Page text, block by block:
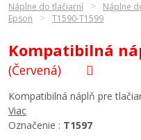
Náplne do tlačiarní Náplne
Epson
T1590-T1599
Kompatibilná
(Červená)
Kompatibilná náplň pre
Viac
Označenie : T1597